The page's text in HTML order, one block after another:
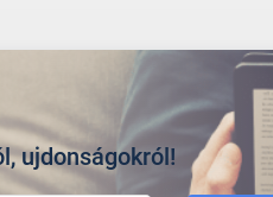
ujdonságokról!